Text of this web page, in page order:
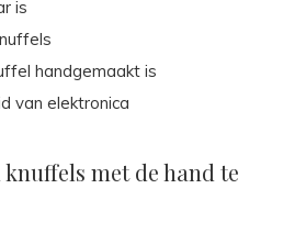
is
handgemaakt is
van elektronica
met de hand te